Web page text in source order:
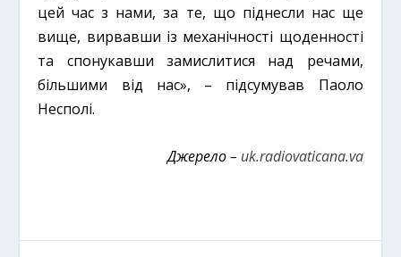
цей час з нами, за те, що піднесли нас ще
вище, вирвавши із механічності щоденності
та спонукавши замислитися над речами,
більшими від нас», – підсумував Паоло
Несполі.
Джерело – uk.radiovaticana.va